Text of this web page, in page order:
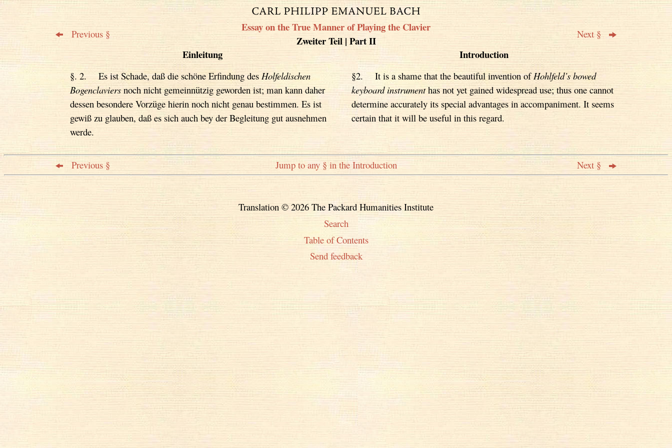
Previous §
Essay on the True Manner of Playing the Clavier
Zweiter Teil | Part II
Next §
Einleitung Introduction
§. 2. Es ist Schade, daß die schöne Erfindung des Holfeldischen
Bogenclaviers noch nicht gemeinnützig geworden ist; man kann daher
dessen besondere Vorzüge hierin noch nicht genau bestimmen. Es ist
gewiß zu glauben, daß es sich auch bey der Begleitung gut ausnehmen
werde.
§2. It is a shame that the beautiful invention of Hohlfeld’s bowed
keyboard instrumenthas not yet gained widespread use; thus one cannot
determine accurately its special advantages in accompaniment. It seems
certain that it will be useful in this regard.
Previous § Jump to any § in the Introduction Next §
Translation © 2026 The Packard Humanities Institute
Search
Table of Contents
Send feedback